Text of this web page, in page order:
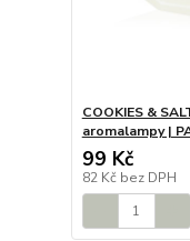
COOKIES &
aromalampy |
99 Kč
82 Kč bez DPH